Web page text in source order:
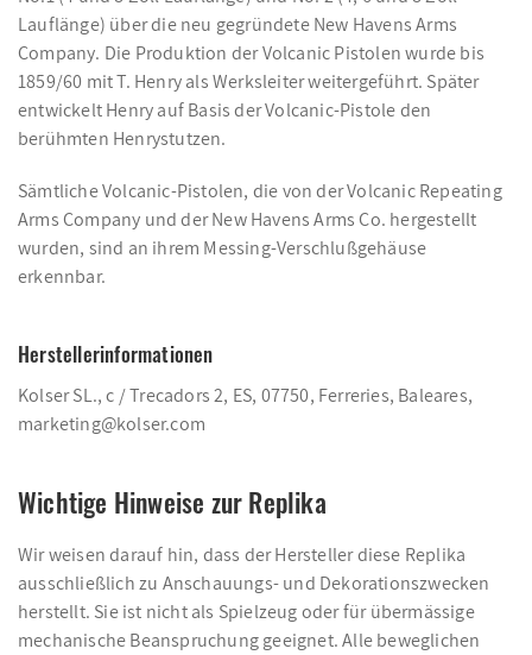
Lauflänge) über die neu gegründete New Havens Arms
Company. Die Produktion der Volcanic Pistolen wurde bis
1859/60 mit T. Henry als Werksleiter weitergeführt. Später
entwickelt Henry auf Basis der Volcanic-Pistole den
berühmten Henrystutzen.
Sämtliche Volcanic-Pistolen, die von der Volcanic Repeating
Arms Company und der New Havens Arms Co. hergestellt
wurden, sind an ihrem Messing-Verschlußgehäuse
erkennbar.
Herstellerinformationen
Kolser SL., c / Trecadors 2, ES, 07750, Ferreries, Baleares,
marketing@kolser.com
Wichtige Hinweise zur Replika
Wir weisen darauf hin, dass der Hersteller diese Replika
ausschließlich zu Anschauungs- und Dekorationszwecken
herstellt. Sie ist nicht als Spielzeug oder für übermässige
mechanische Beanspruchung geeignet. Alle beweglichen